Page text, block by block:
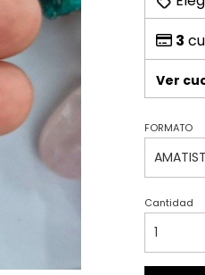
3
Ver
FORMATO
Cantidad